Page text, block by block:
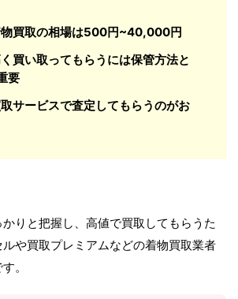
買取の相場は500円~40,000円
買い取ってもらうには保管方法と
要
サービスで査定してもらうのがお
りと把握し、高値で買取してもらうた
や買取プレミアムなどの着物買取業者
。